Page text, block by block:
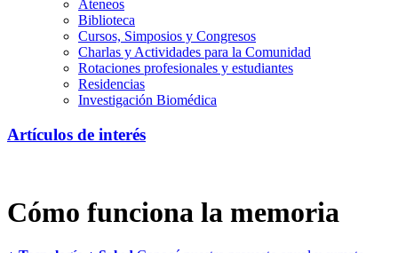
Ateneos
Biblioteca
Cursos, Simposios y Congresos
Charlas y Actividades para la Comunidad
Rotaciones profesionales y estudiantes
Residencias
Investigación Biomédica
Artículos de interés
Cómo funciona la memoria